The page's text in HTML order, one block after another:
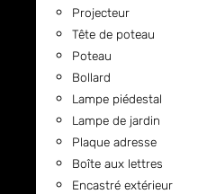
Projecteur
Tête de poteau
Poteau
Bollard
Lampe piédestal
Lampe de jardin
Plaque adresse
Boîte aux lettres
Encastré extérieur